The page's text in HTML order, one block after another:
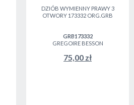
DZIÓB WYMIENNY PRAWY 3
OTWORY 173332 ORG.GRB
GRB173332
GREGOIRE BESSON
75,00 zł